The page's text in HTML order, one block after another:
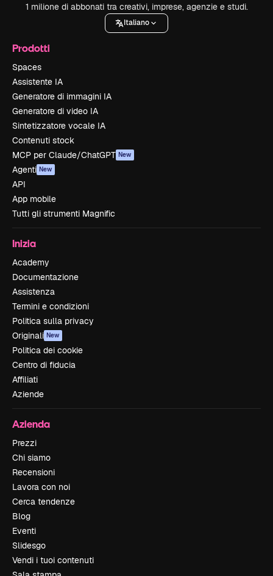
1 milione di abbonati tra creativi, imprese, agenzie e studi.
Italiano
Prodotti
Spaces
Assistente IA
Generatore di immagini IA
Generatore di video IA
Sintetizzatore vocale IA
Contenuti stock
MCP per Claude/ChatGPT New
Agenti New
API
App mobile
Tutti gli strumenti Magnific
Inizia
Academy
Documentazione
Assistenza
Termini e condizioni
Politica sulla privacy
Originali New
Politica dei cookie
Centro di fiducia
Affiliati
Aziende
Azienda
Prezzi
Chi siamo
Recensioni
Lavora con noi
Cerca tendenze
Blog
Eventi
Slidesgo
Vendi i tuoi contenuti